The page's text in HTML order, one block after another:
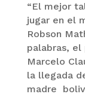
“El mejor
jugar en el
Robson
palabras,
Marcelo
la llegada
madre